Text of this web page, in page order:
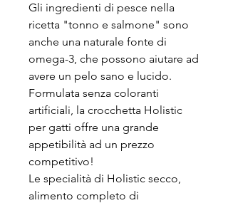
Gli ingredienti di pesce nella
ricetta "tonno e salmone" sono
anche una naturale fonte di
omega-3, che possono aiutare ad
avere un pelo sano e lucido.
Formulata senza coloranti
artificiali, la crocchetta Holistic
per gatti offre una grande
appetibilità ad un prezzo
competitivo!
Le specialità di Holistic secco,
alimento completo di